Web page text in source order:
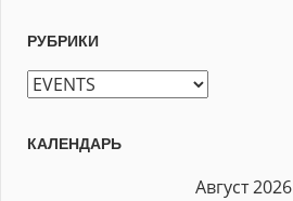
РУБРИКИ
Рубрики
КАЛЕНДАРЬ
Август 2026